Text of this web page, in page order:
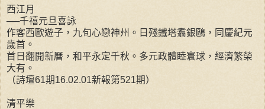
西江月
──千禧元旦喜詠
作客西歐遊子，九旬心戀神州。日殘鐵塔翥銀鷗，同慶紀元
歲首。
首日翻開新曆，和平永定千秋。多元政體睦寰球，經濟繁榮
大有。
（詩壇61期16.02.01新報第521期）
清平樂